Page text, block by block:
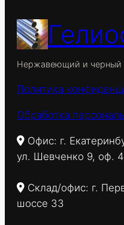
Нержавеющий и черный
Политика
Обработка
Офис: г.
ул. Шевченко 9, оф.
Склад/офис: г.
шоссе 33